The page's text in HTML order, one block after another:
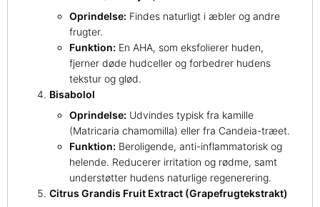
Oprindelse: Findes naturligt i æbler og andre
frugter.
Funktion: En AHA, som eksfolierer huden,
fjerner døde hudceller og forbedrer hudens
tekstur og glød.
Bisabolol
Oprindelse: Udvindes typisk fra kamille
(Matricaria chamomilla) eller fra Candeia-træet.
Funktion: Beroligende, anti-inflammatorisk og
helende. Reducerer irritation og rødme, samt
understøtter hudens naturlige regenerering.
Citrus Grandis Fruit Extract (Grapefrugtekstrakt)